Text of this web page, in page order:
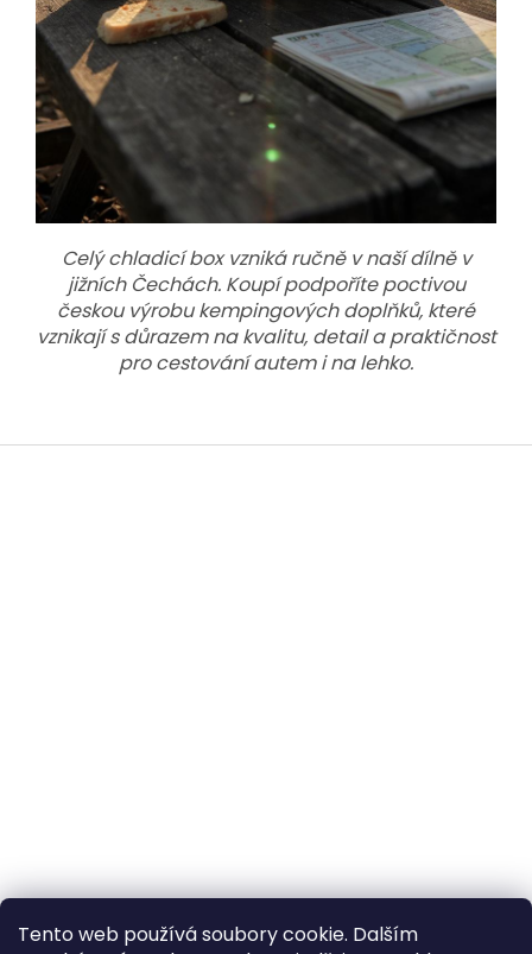
Tento web používá soubory cookie. Dalším
Celý chladicí box vzniká ručně v naší dílně v
jižních Čechách. Koupí podpoříte poctivou
českou výrobu kempingových doplňků, které
vznikají s důrazem na kvalitu, detail a praktičnost
pro cestování autem i na lehko.
Z